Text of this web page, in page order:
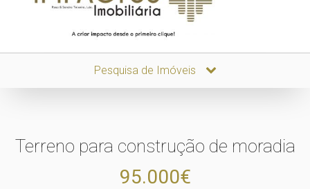
Pesquisa de Imóveis
Terreno para construção de moradia
95.000€